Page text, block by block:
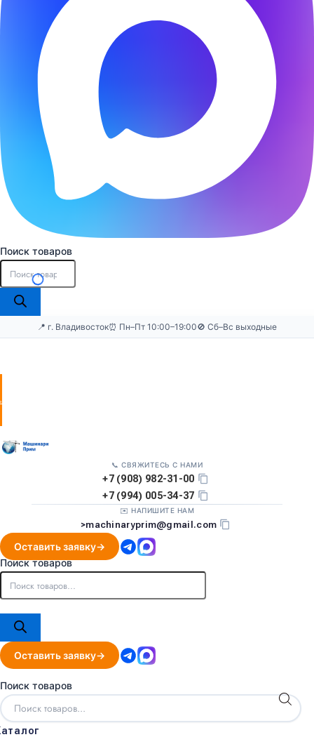
Поиск товаров
📍 г. Владивосток⏰ Пн–Пт 10:00–19:00🚫 Сб–Вс выходные
заявку
📞 СВЯЖИТЕСЬ С НАМИ
+7 (908) 982-31-00
+7 (994) 005-34-37
✉️ НАПИШИТЕ НАМ
>machinaryprim@gmail.com
Оставить заявку
Поиск товаров
Оставить заявку
Поиск товаров